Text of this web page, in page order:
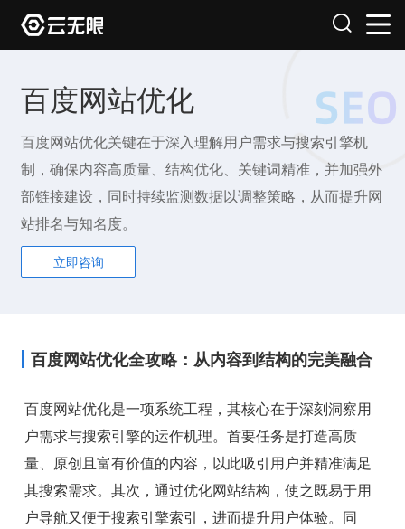
百度网站优化
百度网站优化关键在于深入理解用户需求与搜索引擎机
制，确保内容高质量、结构优化、关键词精准，并加强外
部链接建设，同时持续监测数据以调整策略，从而提升网
站排名与知名度。
立即咨询
百度网站优化全攻略：从内容到结构的完美融合
百度网站优化是一项系统工程，其核心在于深刻洞察用
户需求与搜索引擎的运作机理。首要任务是打造高质
量、原创且富有价值的内容，以此吸引用户并精准满足
其搜索需求。其次，通过优化网站结构，使之既易于用
户导航又便于搜索引擎索引，进而提升用户体验。同